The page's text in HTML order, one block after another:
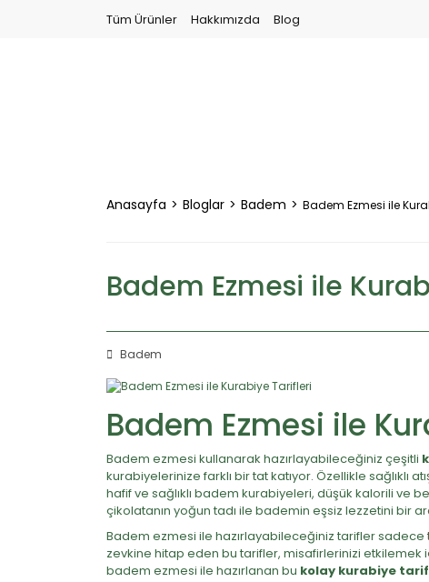
Tüm Ürünler Hakkımızda Blog
Anasayfa Bloglar Badem Badem Ezmesi ile
Badem Ezmesi ile
Badem
Badem Ezmesi ile
Badem ezmesi kullanarak hazırlayabileceğiniz çeşitli
kurabiyelerinize farklı bir tat katıyor. Özellikle sağlıklı
hafif ve sağlıklı badem kurabiyeleri, düşük kalorili ve
çikolatanın yoğun tadı ile bademin eşsiz lezzetini bir
Badem ezmesi ile hazırlayabileceğiniz tarifler sadece
zevkine hitap eden bu tarifler, misafirlerinizi etkilemek
badem ezmesi ile hazırlanan bu kolay kurabiye